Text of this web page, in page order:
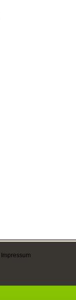
Impressum